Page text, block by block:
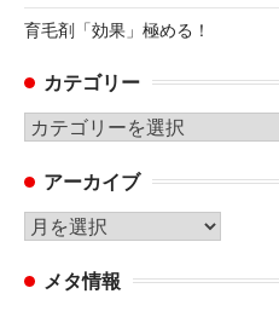
育毛剤「効果」極める！
カテゴリー
カ
ゴ
リ
ー
アーカイブ
ア
カ メタ情報